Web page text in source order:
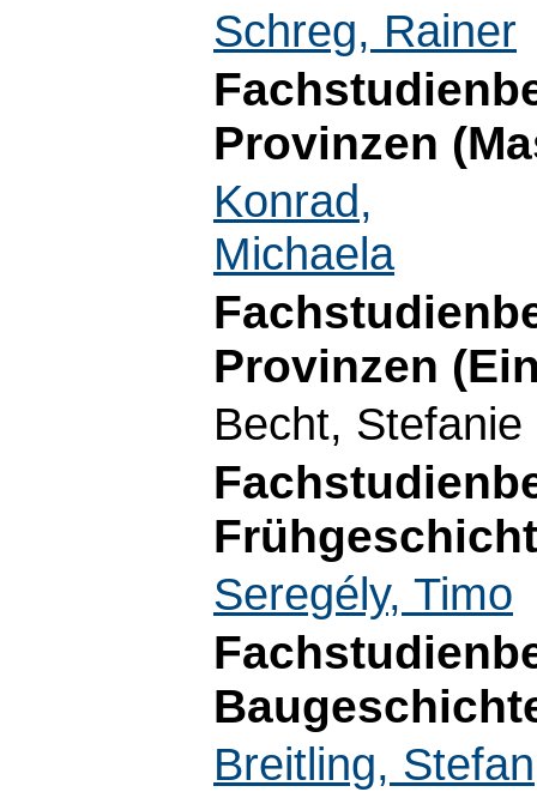
Schreg, Rainer
Provinzen
Konrad,
Michaela
Provinzen
Becht, Stefanie
Seregély, Timo
Breitling, Stefan